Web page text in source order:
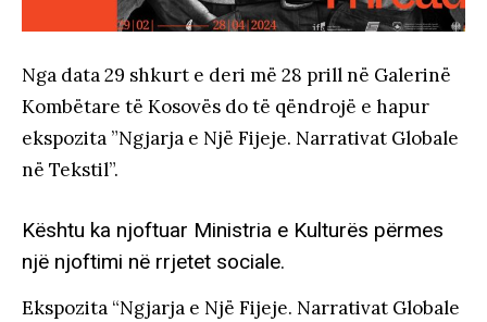
Nga data 29 shkurt e deri më 28 prill në Galerinë
Kombëtare të Kosovës do të qëndrojë e hapur
ekspozita ”Ngjarja e Një Fijeje. Narrativat Globale
në Tekstil”.
Kështu ka njoftuar Ministria e Kulturës përmes
një njoftimi në rrjetet sociale.
Ekspozita “Ngjarja e Një Fijeje. Narrativat Globale